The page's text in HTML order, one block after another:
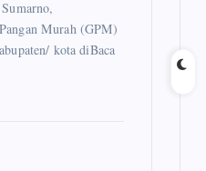
Murah (GPM)
kota diBaca